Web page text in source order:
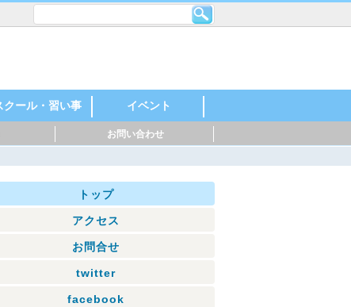
ンタルスペース・
ェアオフィス
械・金属・鉄鋼
・製紙
・石油化学
動車・自動車部
・バイク
・化粧品
・飲料
・住宅
クール・習い事
・英会話
ーツ
・ネイル
け・作法
・ガーデニング
芸術
園・保育園
サージ
ンス・日本舞踊
ガ・ピラティス
ドクラフト
イベント
神社・仏閣
お祭り・花火
親子参加型
○○教室
スポーツイベント
音楽・楽器
マルシェ
お問い合わせ
トップ
アクセス
お問合せ
twitter
facebook